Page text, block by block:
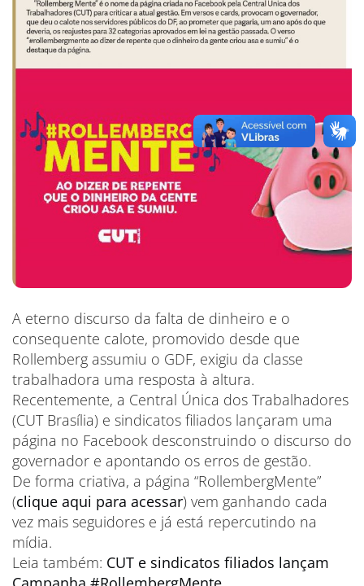
A eterno discurso da falta de dinheiro e o
consequente calote, promovido desde que
Rollemberg assumiu o GDF, exigiu da classe
trabalhadora uma resposta à altura.
Recentemente, a Central Única dos Trabalhadores
(CUT Brasília) e sindicatos filiados lançaram uma
página no Facebook desconstruindo o discurso do
governador e apontando os erros de gestão.
De forma criativa, a página “RollembergMente”
(clique aqui para acessar) vem ganhando cada
vez mais seguidores e já está repercutindo na
mídia.
Leia também: CUT e sindicatos filiados lançam